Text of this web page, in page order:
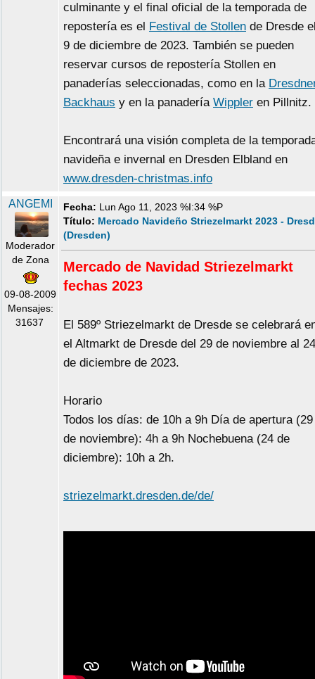
culminante y el final oficial de la temporada de
repostería es el Festival de Stollen de Dresde
9 de diciembre de 2023. También se pueden
reservar cursos de repostería Stollen en
panaderías seleccionadas, como en la
Backhaus y en la panadería Wippler en Pillnitz.
Encontrará una visión completa de la
navideña e invernal en Dresden Elbland en
www.dresden-christmas.info
ANGEMI
Moderador
de Zona
09-08-2009
Mensajes:
31637
Fecha: Lun Ago 11, 2023 %I:34 %P
Título: Mercado Navideño Striezelmarkt 2023 -
(Dresden)
Mercado de Navidad Striezelmarkt
fechas 2023
El 589º Striezelmarkt de Dresde se celebrará
el Altmarkt de Dresde del 29 de noviembre al 24
de diciembre de 2023.
Horario
Todos los días: de 10h a 9h Día de apertura (29
de noviembre): 4h a 9h Nochebuena (24 de
diciembre): 10h a 2h.
striezelmarkt.dresden.de/de/